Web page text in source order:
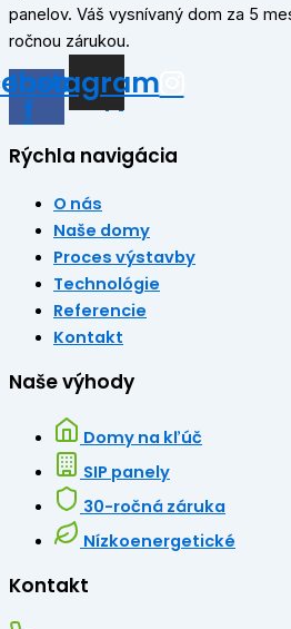
panelov. Váš vysnívaný dom za 5
ročnou zárukou.
f
Instagram
Rýchla navigácia
O nás
Naše domy
Proces výstavby
Technológie
Referencie
Kontakt
Naše výhody
Domy na kľúč
SIP panely
30-ročná záruka
Nízkoenergetické
Kontakt